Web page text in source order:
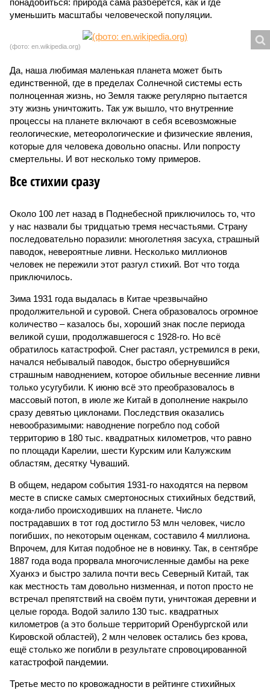
понадобиться: природа сама разберётся, как и где
уменьшить масштабы человеческой популяции.
(фото: en.wikipedia.org)
Да, наша любимая маленькая планета может быть
единственной, где в пределах Солнечной системы есть
полноценная жизнь, но Земля также регулярно пытается
эту жизнь уничтожить. Так уж вышло, что внутренние
процессы на планете включают в себя всевозможные
геологические, метеорологические и физические явления,
которые для человека довольно опасны. Или попросту
смертельны. И вот несколько тому примеров.
Все стихии сразу
Около 100 лет назад в Поднебесной приключилось то, что
у нас назвали бы тридцатью тремя несчастьями. Страну
последовательно поразили: многолетняя засуха, страшный
паводок, невероятные ливни. Несколько миллионов
человек не пережили этот разгул стихий. Вот что тогда
приключилось.
Зима 1931 года выдалась в Китае чрезвычайно
продолжительной и суровой. Снега образовалось огромное
количество – казалось бы, хороший знак после периода
великой суши, продолжавшегося с 1928-го. Но всё
обратилось катастрофой. Снег растаял, устремился в реки,
начался небывалый паводок, быстро обернувшийся
страшным наводнением, которое обильные весенние ливни
только усугубили. К июню всё это преобразовалось в
массовый потоп, в июле же Китай в дополнение накрыло
сразу девятью циклонами. Последствия оказались
невообразимыми: наводнение погребло под собой
территорию в 180 тыс. квадратных километров, что равно
по площади Карелии, шести Курским или Калужским
областям, десятку Чуваший.
В общем, недаром события 1931-го находятся на первом
месте в списке самых смертоносных стихийных бедствий,
когда-либо происходивших на планете. Число
пострадавших в тот год достигло 53 млн человек, число
погибших, по некоторым оценкам, составило 4 миллиона.
Впрочем, для Китая подобное не в новинку. Так, в сентябре
1887 года вода прорвала многочисленные дамбы на реке
Хуанхэ и быстро залила почти весь Северный Китай, так
как местность там довольно низменная, и потоп просто не
встречал препятствий на своём пути, уничтожая деревни и
целые города. Водой залило 130 тыс. квадратных
километров (а это больше территорий Оренбургской или
Кировской областей), 2 млн человек остались без крова,
ещё столько же погибли в результате спровоцированной
катастрофой пандемии.
Третье место по кровожадности в рейтинге стихийных